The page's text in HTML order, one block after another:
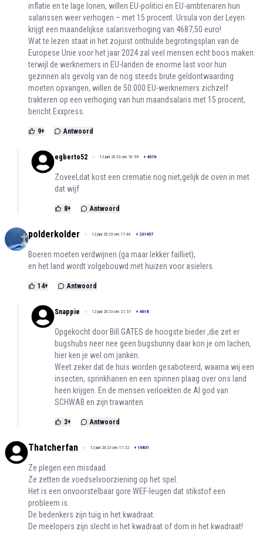
inflatie en te lage lonen, willen EU-politici en EU-ambtenaren hun
salarissen weer verhogen – met 15 procent. Ursula von der Leyen
krijgt een maandelijkse salarisverhoging van 4687,50 euro!
Wat te lezen staat in het zojuist onthulde begrotingsplan van de
Europese Unie voor het jaar 2024 zal veel mensen echt boos maken:
terwijl de werknemers in EU-landen de enorme last voor hun
gezinnen als gevolg van de nog steeds brute geldontwaarding
moeten opvangen, willen de 50.000 EU-werknemers zichzelf
trakteren op een verhoging van hun maandsalaris met 15 procent,
bericht Exxpress.
9+ Antwoord
egberto52 12 juni 2023 om 18:59 + 4076
Zoveel,dat kost een crematie nog niet,gelijk de oven in met
dat wijf
8+ Antwoord
polderkolder 12 juni 2023 om 17:46 + 231457
Boeren moeten verdwijnen (ga maar lekker failliet),
en het land wordt volgebouwd met huizen voor asielers.
14+ Antwoord
Snappie 12 juni 2023 om 21:57 + 4618
Opgekocht door Bill GATES de hoogste bieder ,die zet er
bugshubs neer nee geen bugsbunny daar kon je om lachen,
hier ken je wel om janken.
Weet zeker dat de huis worden gesaboteerd, waarna wij een
insecten, sprinkhanen en een spinnen plaag over ons land
heen krijgen. En de mensen verloekten de AI god van
SCHWAB en zijn trawanten.
3+ Antwoord
Thatcherfan 12 juni 2023 om 17:22 + 10831
Ze plegen een misdaad.
Ze zetten de voedselvoorziening op het spel.
Het is een onvoorstelbaar gore WEF-leugen dat stikstof een
probleem is.
De bedenkers zijn tuig in het kwadraat.
De meelopers zijn slecht in het kwadraat of dom in het kwadraat!